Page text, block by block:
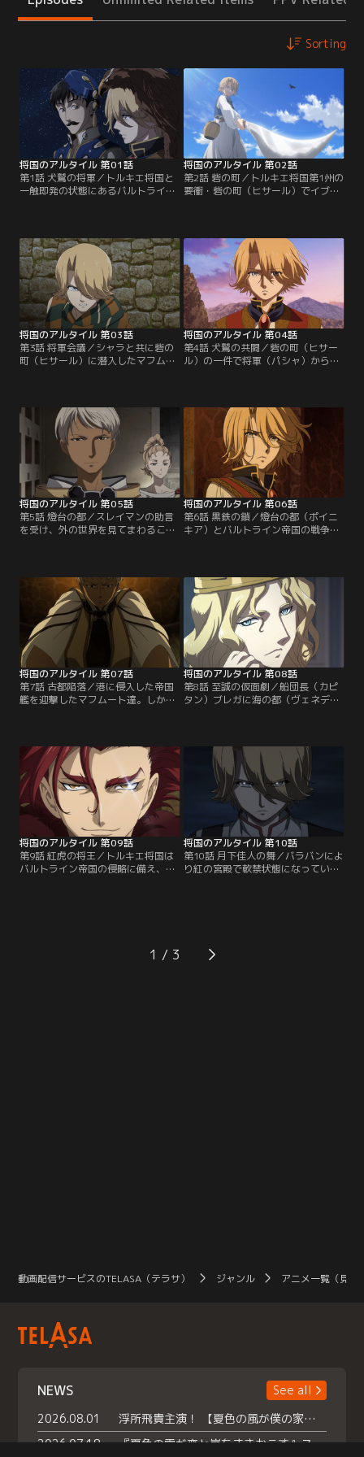
Sorting
将国のアルタイル 第01話
第1話 犬鷲の将軍／トルキエ将国と
一触即発の状態にあるバルトライン
者をトルキエに属する人間であると
主張し、責任者の提供がなければ宣
戦布告と見なすと通告する。理不尽
な二つの選択に迫られたトルキエ。
そんな中、この暗殺に違和感を感
じ…。【提供：バンダイチャンネ
ル】
将国のアルタイル 第02話
第2話 砦の町／トルキエ将国第1州の
要衝・砦の町（ヒサール）でイブラ
主張するマフムートに対し、ザガノ
スは、反乱の制圧及び町の奪還を即
座に決定する。作戦に納得がいかな
いマフムートは、反乱の裏を探るた
め一人でヒサールに向かおうとする
が…。【提供：バンダイチャンネ
ル】
将国のアルタイル 第03話
第3話 将軍会議／シャラと共に砦の
町（ヒサール）に潜入したマフムー
めようとするマフムートは、ロット
ウルムの指揮官をおびき出す。だが
人質を盾に反撃を封じられ、マフム
ートは追い詰められる。逆転するに
はシャラに託した作戦の成功しかな
いが…！？【提供：バンダイチャン
ネル】
将国のアルタイル 第04話
第4話 犬鷲の共闘／砦の町（ヒサー
ル）の一件で将軍（パシャ）から降
意する。後日、再建された故郷の村
を訪れた彼は、ザガノスが作り上げ
た密偵網『目と耳（ギョズ・クラッ
ク）』の長官であるスレイマンと出
会う。スレイマンも同じ村の出身と
知り驚くマフムート…。【提供：バ
ンダイチャンネル】
将国のアルタイル 第05話
第5話 燈台の都／スレイマンの助言
を受け、外の世界を見てまわること
た直後、警吏によって副市長コンス
タンティノスの元へと案内されたマ
フムートは、ポイニキアがバルトラ
イン帝国から港の一部を割譲するよ
うに要求されていることを知る…。
【提供：バンダイチャンネル】
将国のアルタイル 第06話
第6話 黒鉄の鎖／燈台の都（ポイニ
キア）とバルトライン帝国の戦争は
軍なしにポイニキアの勝利を決定づ
けることはできない--そう考えたマ
フムートはキュロスの助けを借りて
ヴェネディックへ向かうことを決意
する。一方、帝国兵に対して完璧な
守りを固め…。【提供：バンダイチ
ャンネル】
将国のアルタイル 第07話
第7話 古都陥落／港に侵入した帝国
艦を迎撃したマフムート達。しか
台の都（ポイニキア）は、バルトラ
イン帝国への降伏を決める。ポイニ
キアから脱出したマフムートとキュ
ロスは、沖合で海の都（ヴェネディ
ック）艦隊と遭遇し…。【提供：バ
ンダイチャンネル】
将国のアルタイル 第08話
第8話 至誠の仮面劇／船団長（カピ
タン）ブレガに海の都（ヴェネディ
を裏切った理由を問いつめるマフム
ート。しかし、ルチオの返答は、ヴ
ェネディックは同盟の条文に反する
行為はしていないという内容だっ
た。ルチオとの謁見後、ヴェネディ
ックを知るために…。【提供：バン
ダイチャンネル】
将国のアルタイル 第09話
第9話 紅虎の将王／トルキエ将国は
バルトライン帝国の侵略に備え、大
に立ち寄る。しかし、その社殿は完
全に閉鎖されていた。アビリガはマ
将国のアルタイル 第10話
第10話 月下佳人の舞／バラバンによ
り紅の宮殿で軟禁状態になっていた
の背後にはムズラクの騎兵隊が迫っ
ていた。必死の逃走を続けるも、も
1
動画配信サービスのTELASA（テラサ） ジャンル アニメ一覧（見放
NEWS
See all
2026.08.01
浮所飛貴主演！ 【夏色の風が僕の家にやってきた】 本日よりテラサで独占配信スタート！
2026.07.18
『夏色の雲が恋と嵐をまきおこす』スペシャルメイキング 【Part1】2026年７月18日（土）23時30分～配信スタート！話題のシーンの裏側を大公開！豪華キャスト大集合！ 『武宮家 真夏の家族会議』開催！